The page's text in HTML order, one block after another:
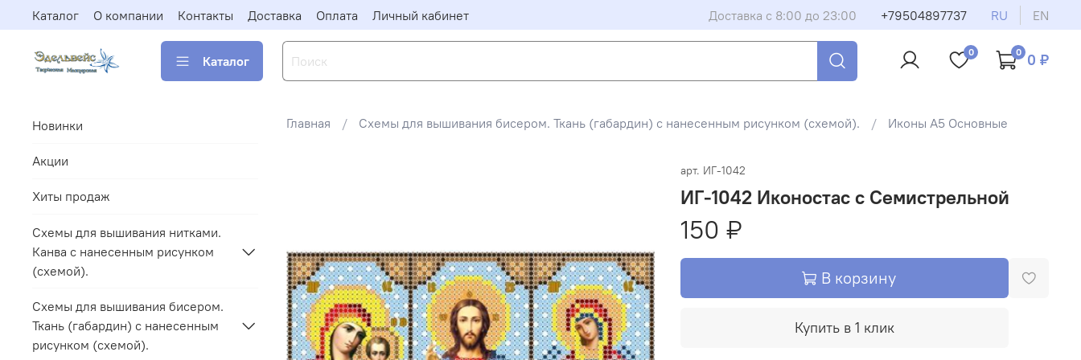
Каталог О компании Контакты Доставка Оплата Личный кабинет Доставка с 8:00 до 23:00 +79504897737 RU EN
Каталог
0 0 0 ₽
Главная Схемы для вышивания бисером. Ткань (габардин) с нанесенным рисунком (схемой). Иконы А5 Основные
арт. ИГ-1042
ИГ-1042 Иконостас с Семистрельной
150 ₽
В корзину
Купить в 1 клик
Новинки
Акции
Хиты продаж
Схемы для вышивания нитками.
Канва с нанесенным рисунком
(схемой).
Схемы для вышивания бисером.
Ткань (габардин) с нанесенным
рисунком (схемой).